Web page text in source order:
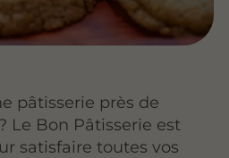
pâtisserie près de
Le Bon Pâtisserie est
satisfaire toutes vos